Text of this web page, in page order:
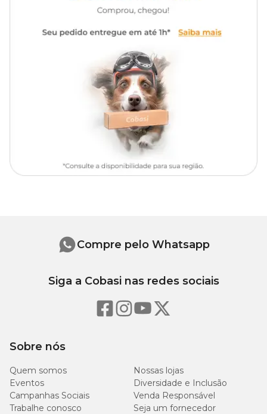
Se for usada no plantio, deve-se certificar de que a uréia não esteja
em contato direto com as sementes ou raízes das plantas. Deve-se
irrigar bem o local onde o fertilizante foi colocado. Manter longe do
Sobre nós
Quem somos
Nossas lojas
Eventos
Diversidade e Inclusão
Campanhas Sociais
Venda Responsável
Trabalhe conosco
Seja um fornecedor
Compre pelo Whatsapp
Siga a Cobasi nas redes sociais